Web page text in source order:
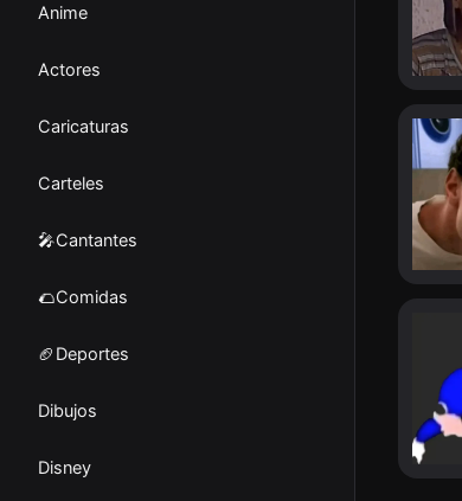
Anime
Actores
Caricaturas
Carteles
🎤Cantantes
🌮Comidas
🏈Deportes
Dibujos
Disney